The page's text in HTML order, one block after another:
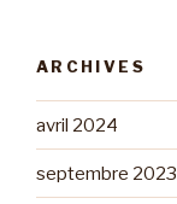
ARCHIVES
avril 2024
septembre 2023